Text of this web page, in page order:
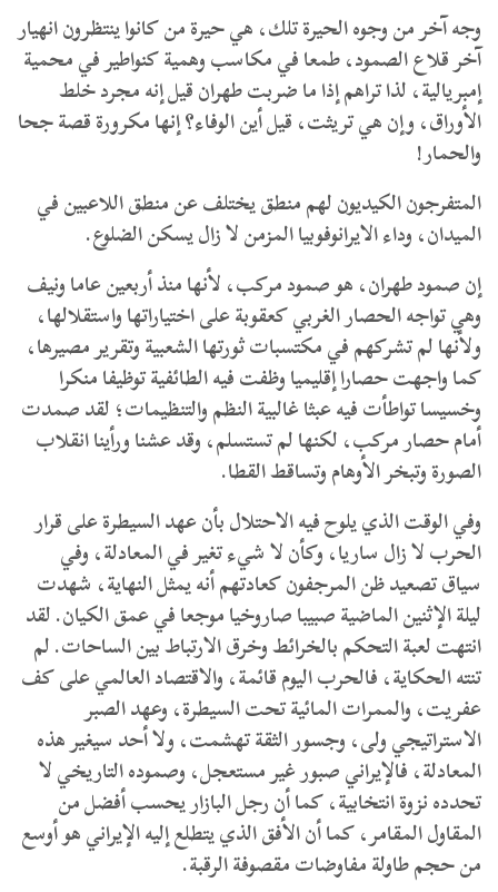
وجه آخر من وجوه الحيرة تلك، هي حيرة من كانوا ينتظرون انهيار
آخر قلاع الصمود، طمعا في مكاسب وهمية كنواطير في محمية
إمبريالية، لذا تراهم إذا ما ضربت طهران قيل إنه مجرد خلط
الأوراق، وإن هي تريثت، قيل أين الوفاء؟ إنها مكرورة قصة جحا
والحمار!
المتفرجون الكيديون لهم منطق يختلف عن منطق اللاعبين في
الميدان، وداء الايرانوفوبيا المزمن لا زال يسكن الضلوع.
إن صمود طهران، هو صمود مركب، لأنها منذ أربعين عاما ونيف
وهي تواجه الحصار الغربي كعقوبة على اختياراتها واستقلالها،
ولأنها لم تشركهم في مكتسبات ثورتها الشعبية وتقرير مصيرها،
كما واجهت حصارا إقليميا وظفت فيه الطائفية توظيفا منكرا
وخسيسا تواطأت فيه عبثا غالبية النظم والتنظيمات؛ لقد صمدت
أمام حصار مركب، لكنها لم تستسلم، وقد عشنا ورأينا انقلاب
الصورة وتبخر الأوهام وتساقط القطا.
وفي الوقت الذي يلوح فيه الاحتلال بأن عهد السيطرة على قرار
الحرب لا زال ساريا، وكأن لا شيء تغير في المعادلة، وفي
سياق تصعيد ظن المرجفون كعادتهم أنه يمثل النهاية، شهدت
ليلة الإثنين الماضية صبيبا صاروخيا موجعا في عمق الكيان. لقد
انتهت لعبة التحكم بالخرائط وخرق الارتباط بين الساحات. لم
تنته الحكاية، فالحرب اليوم قائمة، والاقتصاد العالمي على كف
عفريت، والممرات المائية تحت السيطرة، وعهد الصبر
الاستراتيجي ولى، وجسور الثقة تهشمت، ولا أحد سيغير هذه
المعادلة، فالإيراني صبور غير مستعجل، وصموده التاريخي لا
تحدده نزوة انتخابية، كما أن رجل البازار يحسب أفضل من
المقاول المقامر، كما أن الأفق الذي يتطلع إليه الإيراني هو أوسع
من حجم طاولة مفاوضات مقصوفة الرقبة.